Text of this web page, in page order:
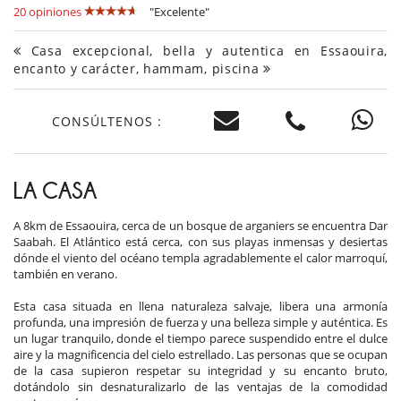
20 opiniones "Excelente"
Casa excepcional, bella y autentica en Essaouira,
encanto y carácter, hammam, piscina
CONSÚLTENOS :
LA CASA
A 8km de Essaouira, cerca de un bosque de arganiers se encuentra Dar
Saabah. El Atlántico está cerca, con sus playas inmensas y desiertas
dónde el viento del océano templa agradablemente el calor marroquí,
también en verano.
Esta casa situada en llena naturaleza salvaje, libera una armonía
profunda, una impresión de fuerza y una belleza simple y auténtica. Es
un lugar tranquilo, donde el tiempo parece suspendido entre el dulce
aire y la magnificencia del cielo estrellado. Las personas que se ocupan
de la casa supieron respetar su integridad y su encanto bruto,
dotándolo sin desnaturalizarlo de las ventajas de la comodidad